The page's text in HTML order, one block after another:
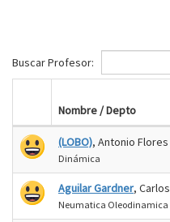
Buscar Profesor:
Nombre / Depto
(LOBO), Antonio Flores
Dinámica
Aguilar Gardner, Carlos
Neumatica Oleodinamica